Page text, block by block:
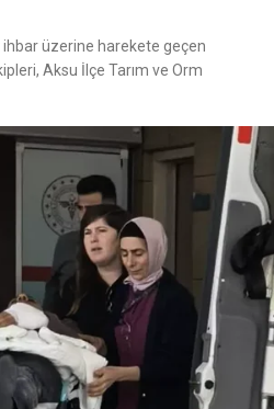
ihbar üzerine harekete geçen
Aksu İlçe Tarım ve Orm